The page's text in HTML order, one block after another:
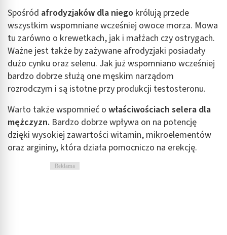
Spośród afrodyzjaków dla niego królują przede
wszystkim wspomniane wcześniej owoce morza. Mowa
tu zarówno o krewetkach, jak i małżach czy ostrygach.
Ważne jest także by zażywane afrodyzjaki posiadały
dużo cynku oraz selenu. Jak już wspomniano wcześniej
bardzo dobrze służą one męskim narządom
rozrodczym i są istotne przy produkcji testosteronu.
Warto także wspomnieć o właściwościach selera dla
mężczyzn. Bardzo dobrze wpływa on na potencję
dzięki wysokiej zawartości witamin, mikroelementów
oraz argininy, która działa pomocniczo na erekcję.
Reklama